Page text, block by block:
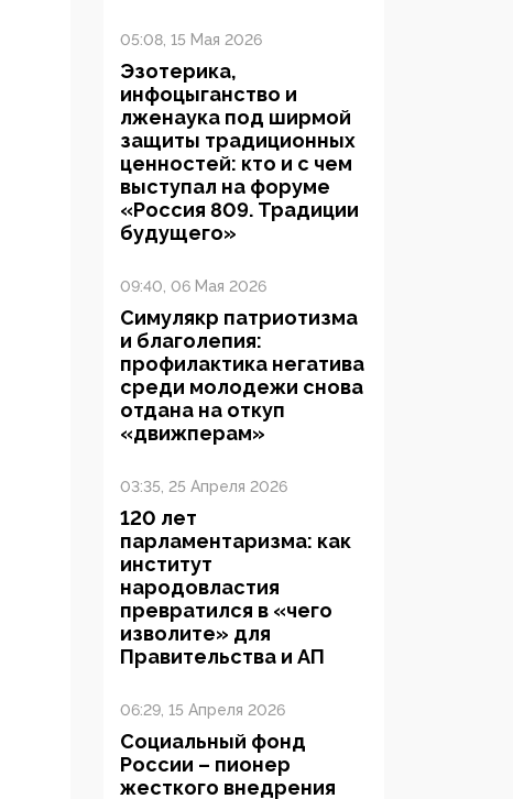
05:08, 15 Мая 2026
Эзотерика,
инфоцыганство и
лженаука под ширмой
защиты традиционных
ценностей: кто и с чем
выступал на форуме
«Россия 809. Традиции
будущего»
09:40, 06 Мая 2026
Симулякр патриотизма
и благолепия:
профилактика негатива
среди молодежи снова
отдана на откуп
«движперам»
03:35, 25 Апреля 2026
120 лет
парламентаризма: как
институт
народовластия
превратился в «чего
изволите» для
Правительства и АП
06:29, 15 Апреля 2026
Социальный фонд
России – пионер
жесткого внедрения